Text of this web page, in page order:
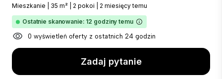
Mieszkanie 35 m² 2 pokoi 2 miesięcy temu
Ostatnie skanowanie: 12 godziny temu
0 wyświetleń oferty z ostatnich 24 godzin
Zadaj pytanie